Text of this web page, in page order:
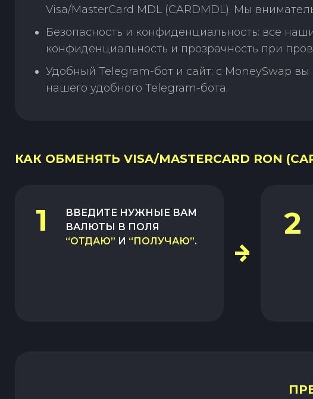
Visa/MasterCard MDL (CARDMDL). Мы
Безопасность и конфиденциальность: все
конфиденциальность и прозрачность при
Удобный Telegram-бот и сайт: с MoneySwap
нашего удобного Telegram-бота.
КАК ОБМЕНЯТЬ VISA/MASTERCARD RON
1
ВВЕДИТЕ НУЖНЫЕ ВАМ
ВАЛЮТЫ В ПОЛЯ
“ОТДАЮ” И “ПОЛУЧАЮ”.
2